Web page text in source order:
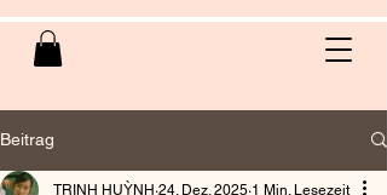
Beitrag
TRINH HUỲNH 24. Dez. 2025 1 Min. Lesezeit